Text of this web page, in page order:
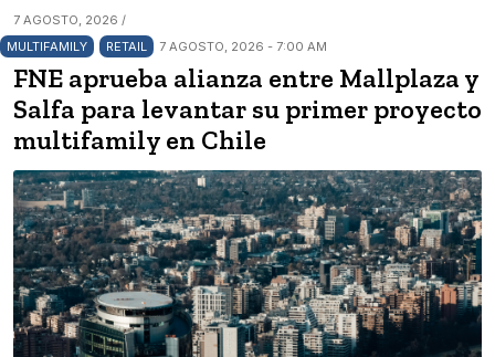
7 AGOSTO, 2026 /
MULTIFAMILY
RETAIL 7 AGOSTO, 2026 - 7:00 AM
FNE aprueba alianza entre Mallplaza y
Salfa para levantar su primer proyecto
multifamily en Chile